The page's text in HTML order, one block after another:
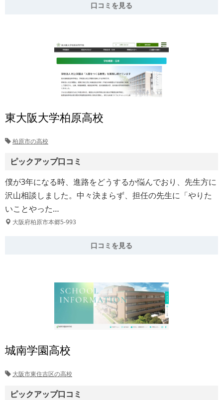
口コミを見る
東大阪大学柏原高校
柏原市の高校
ピックアップ口コミ
僕が3年になる時、進路をどうするか悩んでおり、先生方に
沢山相談しました。中々決まらず、担任の先生に「やりた
いことやった…
大阪府柏原市本郷5-993
口コミを見る
城南学園高校
大阪市東住吉区の高校
ピックアップ口コミ